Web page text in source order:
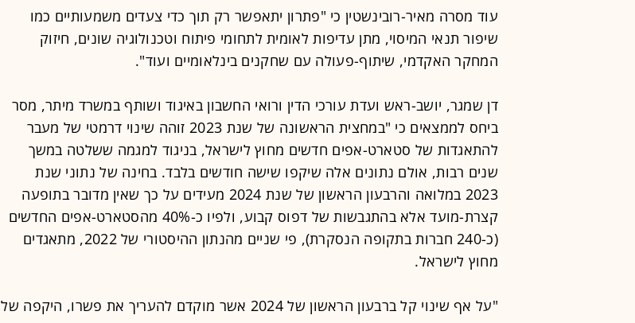
עוד מסרה מאיר-רובינשטין כי "פתרון יתאפשר רק תוך כדי צעדים משמעותיים כמו
שיפור תנאי המיסוי, מתן עדיפות לאומית לתחומי פיתוח וטכנולוגיה שונים, חיזוק
המחקר האקדמי, שיתוף-פעולה עם שחקנים בינלאומיים ועוד".
דן שמגר, יושב-ראש ועדת עורכי הדין ורואי החשבון באיגוד ושותף במשרד מיתר, מסר
ביחס לממצאים כי "במחצית הראשונה של שנת 2023 זוהה שינוי דרמטי של מעבר
להתאגדות של סטארט-אפים חדשים מחוץ לישראל, בניגוד למגמה ששלטה במשך
שנים רבות, אולם נתונים אלה שיקפו שישה חודשים בלבד. בחינה של נתוני שנת
2023 במלואה והרבעון הראשון של שנת 2024 מעידים על כך שאין מדובר בתופעה
קצרת-מועד אלא בהתגבשות של דפוס קבוע, ולפיו כ-40% מהסטארט-אפים החדשים
(כ-240 חברות בתקופה הנסקרת), פי שניים מהנתון ההיסטורי של 2022, מתאגדים
מחוץ לישראל.
"על אף שינוי קל ברבעון הראשון של 2024 אשר מוקדם להעריך את פשרו, היקפה של